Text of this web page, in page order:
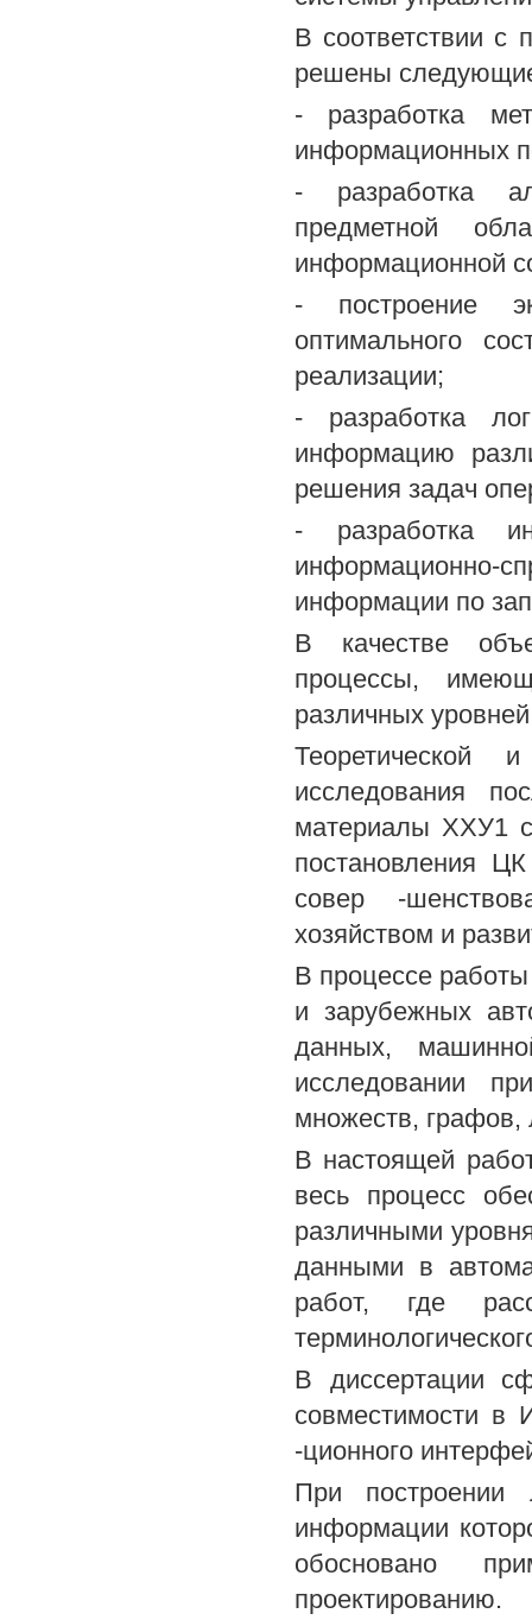
В соответствии с
решены
- разработка
информационных
- разработка
предметной
информационной
- построение
оптимального
реализации;
- разработка
информацию
решения задач
- разработка
информационно-
информации по
В качестве
процессы,
различных
Теоретической
исследования
материалы ХХУ1
постановления
совер -
хозяйством и
В процессе работы
и зарубежных
данных,
исследовании
множеств, графов,
В настоящей
весь процесс
различными
данными в
работ, где
В диссертации
совместимости в
-ционного
При построении
информации
обосновано
проектированию.